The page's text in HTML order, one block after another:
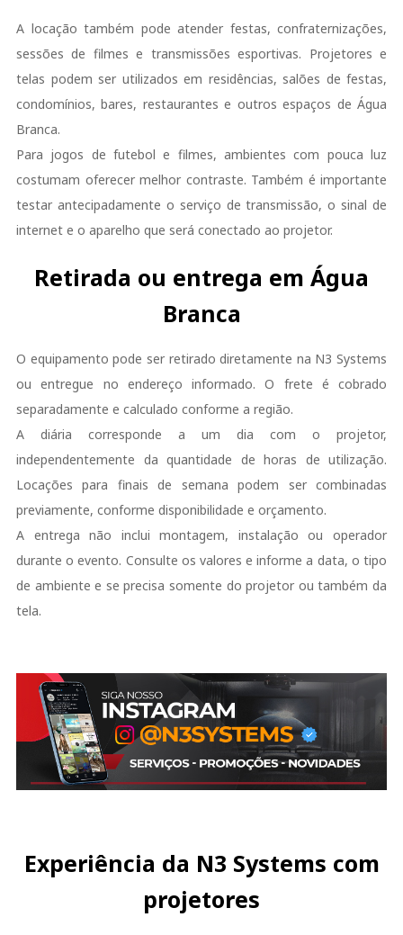
A locação também pode atender festas, confraternizações,
sessões de filmes e transmissões esportivas. Projetores e
telas podem ser utilizados em residências, salões de festas,
condomínios, bares, restaurantes e outros espaços de Água
Branca.
Para jogos de futebol e filmes, ambientes com pouca luz
costumam oferecer melhor contraste. Também é importante
testar antecipadamente o serviço de transmissão, o sinal de
internet e o aparelho que será conectado ao projetor.
Retirada ou entrega em Água
Branca
O equipamento pode ser retirado diretamente na N3 Systems
ou entregue no endereço informado. O frete é cobrado
separadamente e calculado conforme a região.
A diária corresponde a um dia com o projetor,
independentemente da quantidade de horas de utilização.
Locações para finais de semana podem ser combinadas
previamente, conforme disponibilidade e orçamento.
A entrega não inclui montagem, instalação ou operador
durante o evento. Consulte os valores e informe a data, o tipo
de ambiente e se precisa somente do projetor ou também da
tela.
Experiência da N3 Systems com
projetores